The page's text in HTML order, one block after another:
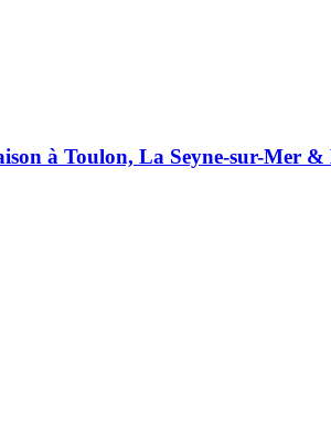
à Toulon, La Seyne-sur-Mer &